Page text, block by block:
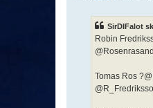
SirDIFalot
Robin
Tomas Ros